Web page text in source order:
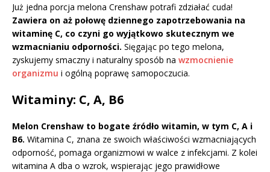
Już jedna porcja melona Crenshaw potrafi zdziałać cuda!
Zawiera on aż połowę dziennego zapotrzebowania na
witaminę C, co czyni go wyjątkowo skutecznym we
wzmacnianiu odporności. Sięgając po tego melona,
zyskujemy smaczny i naturalny sposób na wzmocnienie
organizmu i ogólną poprawę samopoczucia.
Witaminy: C, A, B6
Melon Crenshaw to bogate źródło witamin, w tym C, A i
B6. Witamina C, znana ze swoich właściwości wzmacniających
odporność, pomaga organizmowi w walce z infekcjami. Z kolei
witamina A dba o wzrok, wspierając jego prawidłowe